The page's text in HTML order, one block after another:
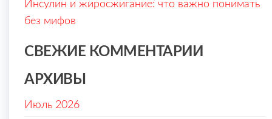
Инсулин и жиросжигание: что важно понимать
без мифов
СВЕЖИЕ КОММЕНТАРИИ
АРХИВЫ
Июль 2026